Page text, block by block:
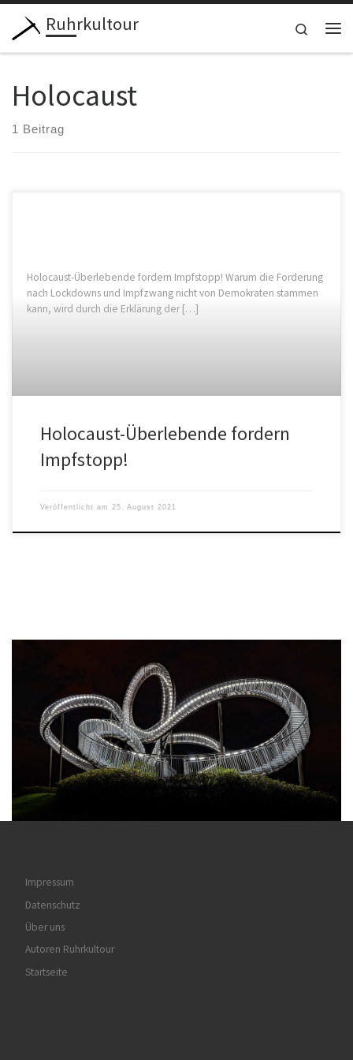
Zum Inhalt springen
Ruhrkultour
Search
Holocaust
1 Beitrag
Holocaust-Überlebende fordern Impfstopp! Warum die Forderung
nach Lockdowns und Impfzwang nicht von Demokraten stammen
kann, wird durch die Erklärung der […]
Holocaust-Überlebende fordern
Impfstopp!
Veröffentlicht am 25. August 2021
Impressum
Datenschutz
Über uns
Autoren Ruhrkultour
Startseite